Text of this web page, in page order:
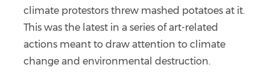
climate protestors threw mashed potatoes at it.
This was the latest in a series of art-related
actions meant to draw attention to climate
change and environmental destruction.